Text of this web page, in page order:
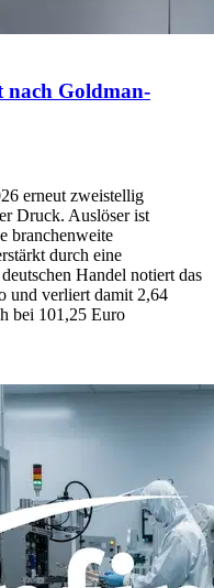
nach Goldman-
erneut zweistellig
Druck. Auslöser ist
branchenweite
durch eine
Handel notiert das
und verliert damit 2,64
bei 101,25 Euro